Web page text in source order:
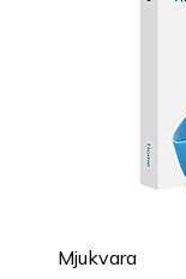
Mjukvara